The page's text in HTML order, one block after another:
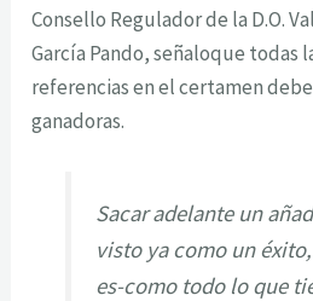
Consello Regulador de la D.O.
García Pando, señaloque todas
referencias en el certamen
ganadoras.
Sacar adelante un
visto ya como un
es-como todo lo que